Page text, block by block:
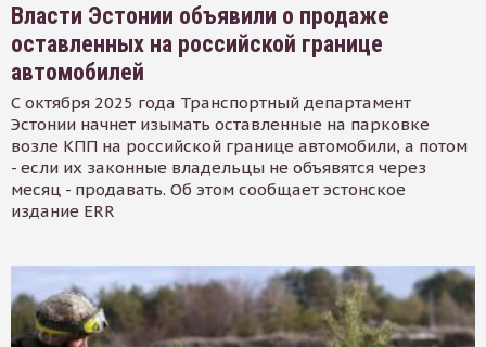
Власти Эстонии объявили о продаже
оставленных на российской границе
автомобилей
С октября 2025 года Транспортный департамент
Эстонии начнет изымать оставленные на парковке
возле КПП на российской границе автомобили, а потом
- если их законные владельцы не объявятся через
месяц - продавать. Об этом сообщает эстонское
издание ERR